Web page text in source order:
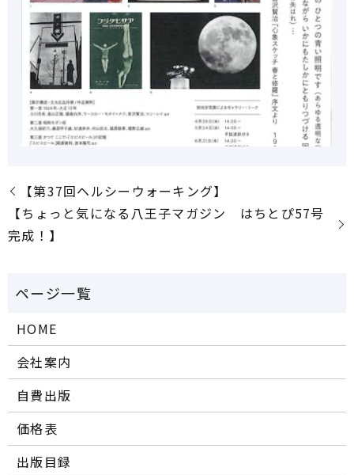
【第37回ヘルシーウォーキング】
【ちょっと気になる八王子マガジン はちとぴ57号
完成！】
HOME
会社案内
自費出版
価格表
出版目録